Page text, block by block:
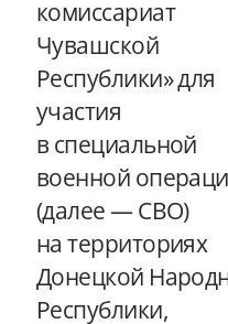
комиссариат
Чувашской
Республики» для
участия
в специальной
военной
(далее — СВО)
на территориях
Донецкой
Республики,